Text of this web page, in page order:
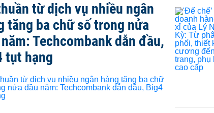
từ dịch vụ nhiều ngân
tăng ba chữ số trong nửa
Techcombank dẫn đầu,
tụt hạng